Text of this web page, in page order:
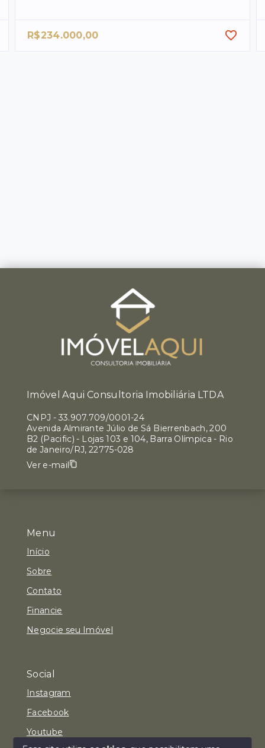
R$234.000,00
Menu
Início
Sobre
Contato
Financie
Negocie seu Imóvel
Social
Instagram
Facebook
Youtube
Imóvel Aqui Consultoria Imobiliária LTDA
CNPJ - 33.907.709/0001-24
Avenida Almirante Júlio de Sá Bierrenbach, 200
B2 (Pacific) - Lojas 103 e 104, Barra Olímpica - Rio
de Janeiro/RJ, 22775-028
Ver e-mail